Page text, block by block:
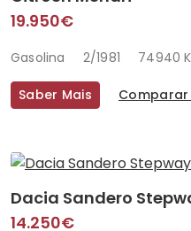
19.950€
Gasolina 2/1981 74940
Saber Mais
Dacia Sandero
14.250€